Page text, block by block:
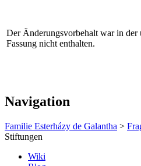
Der Änderungsvorbehalt war in der
Fassung nicht enthalten.
Navigation
Familie Esterházy de Galantha >
Stiftungen
Wiki